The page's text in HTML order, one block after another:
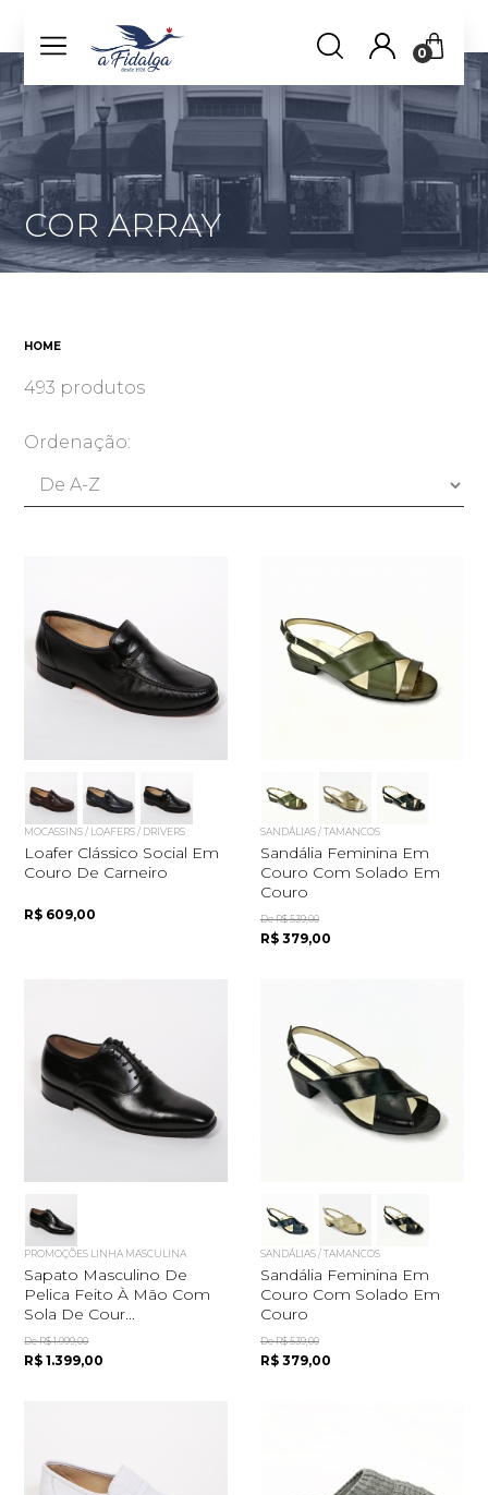
0
COR ARRAY
HOME
493 produtos
Ordenação:
MOCASSINS / LOAFERS / DRIVERS
Loafer Clássico Social Em
Couro De Carneiro
R$ 609,00
SANDÁLIAS / TAMANCOS
Sandália Feminina Em
Couro Com Solado Em
Couro
De R$ 539,00
R$ 379,00
PROMOÇÕES LINHA MASCULINA
Sapato Masculino De
Pelica Feito À Mão Com
Sola De Cour...
De R$ 1.999,00
R$ 1.399,00
SANDÁLIAS / TAMANCOS
Sandália Feminina Em
Couro Com Solado Em
Couro
De R$ 539,00
R$ 379,00